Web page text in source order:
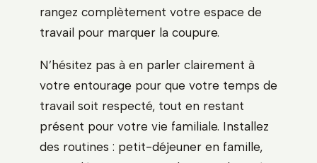
rangez complètement votre espace de
travail pour marquer la coupure.
N’hésitez pas à en parler clairement à
votre entourage pour que votre temps de
travail soit respecté, tout en restant
présent pour votre vie familiale. Installez
des routines : petit-déjeuner en famille,